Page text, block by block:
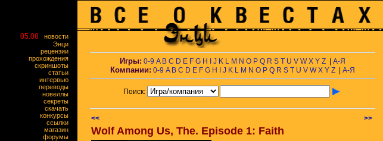
05.08
новости
Энци
рецензии
прохождения
скриншоты
статьи
интервью
переводы
новеллы
секреты
скачать
конкурсы
ссылки
магазин
форумы
Игры: 0-9 A B C D E F G H J K L M N O P Q R S T U V W X Y Z| А-Я
Компании: 0-9 A B C D E F G H J K L M N O P Q R S T U V W X Y Z| А-Я
Поиск:
<< >>
Wolf Among Us, The. Episode 1: Faith